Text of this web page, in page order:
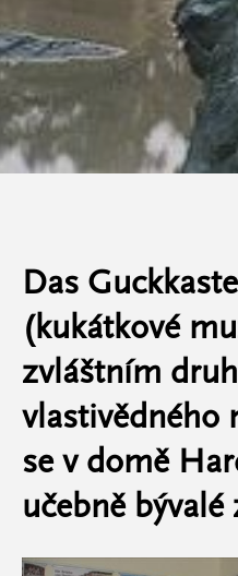
Das
(kukátkové
zvláštním
vlastivědného
se v domě
učebně